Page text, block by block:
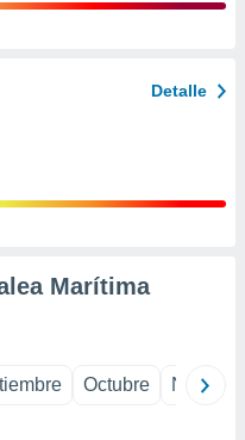
Detalle
Marítima
Octubre